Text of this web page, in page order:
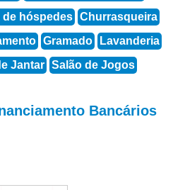
de hóspedes Churrasqueira
Gramado
Lavanderia
Jantar Salão de Jogos
Bancários